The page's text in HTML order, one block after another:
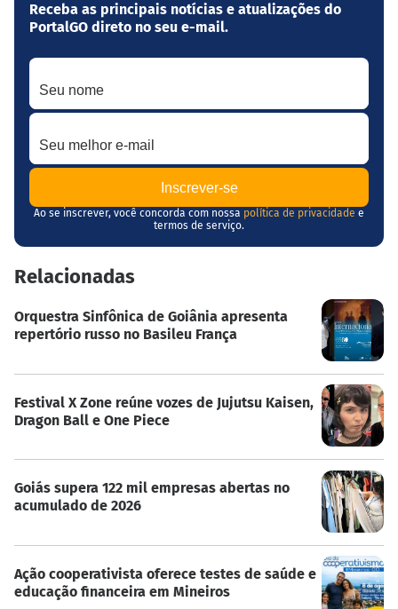
Receba as principais notícias e atualizações do
PortalGO direto no seu e-mail.
Seu nome
Seu melhor e-mail
Ao se inscrever, você concorda com nossa política de privacidade e
termos de serviço.
Relacionadas
Orquestra Sinfônica de Goiânia apresenta
repertório russo no Basileu França
Festival X Zone reúne vozes de Jujutsu Kaisen,
Dragon Ball e One Piece
Goiás supera 122 mil empresas abertas no
acumulado de 2026
Ação cooperativista oferece testes de saúde e
educação financeira em Mineiros